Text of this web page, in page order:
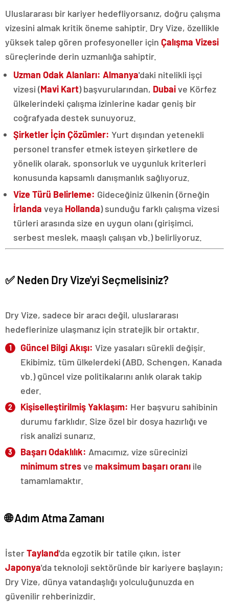
Uluslararası bir kariyer hedefliyorsanız, doğru çalışma
vizesini almak kritik öneme sahiptir. Dry Vize, özellikle
yüksek talep gören profesyoneller için Çalışma Vizesi
süreçlerinde derin uzmanlığa sahiptir.
Uzman Odak Alanları: Almanya'daki nitelikli işçi
vizesi (Mavi Kart) başvurularından, Dubaive Körfez
ülkelerindeki çalışma izinlerine kadar geniş bir
coğrafyada destek sunuyoruz.
Şirketler İçin Çözümler: Yurt dışından yetenekli
personel transfer etmek isteyen şirketlere de
yönelik olarak, sponsorluk ve uygunluk kriterleri
konusunda kapsamlı danışmanlık sağlıyoruz.
Vize Türü Belirleme: Gideceğiniz ülkenin (örneğin
İrlanda veya Hollanda) sunduğu farklı çalışma vizesi
türleri arasında size en uygun olanı (girişimci,
serbest meslek, maaşlı çalışan vb.) belirliyoruz.
✅ Neden Dry Vize'yi Seçmelisiniz?
Dry Vize, sadece bir aracı değil, uluslararası
hedeflerinize ulaşmanız için stratejik bir ortaktır.
Güncel Bilgi Akışı: Vize yasaları sürekli değişir.
Ekibimiz, tüm ülkelerdeki (ABD, Schengen, Kanada
vb.) güncel vize politikalarını anlık olarak takip
eder.
Kişiselleştirilmiş Yaklaşım: Her başvuru sahibinin
durumu farklıdır. Size özel bir dosya hazırlığı ve
risk analizi sunarız.
Başarı Odaklılık: Amacımız, vize sürecinizi
minimum stresve maksimum başarı oranı ile
tamamlamaktır.
🌐 Adım Atma Zamanı
İsterTayland'da egzotik bir tatile çıkın, ister
Japonya'da teknoloji sektöründe bir kariyere başlayın;
Dry Vize, dünya vatandaşlığı yolculuğunuzda en
güvenilir rehberinizdir.